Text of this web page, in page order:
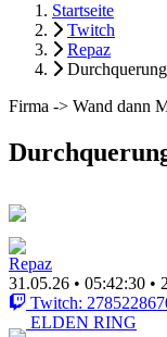
Startseite
Twitch
Repaz
Firma -> Wand dann
Repaz
31.05.26 • 05:42:30 •
Twitch:
ELDEN RING